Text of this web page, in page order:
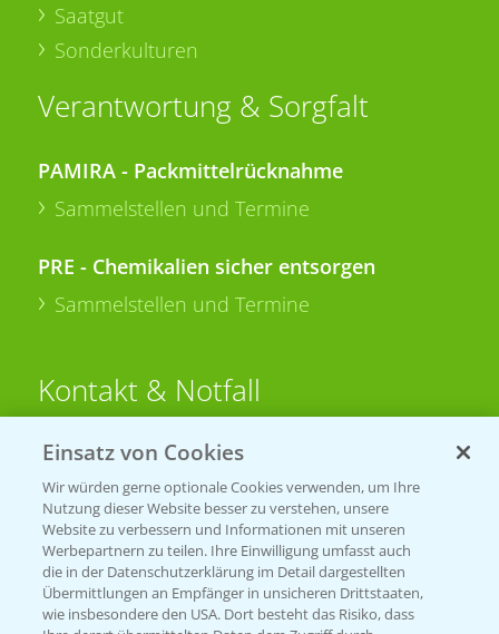
Saatgut
Sonderkulturen
Verantwortung & Sorgfalt
PAMIRA - Packmittelrücknahme
Sammelstellen und Termine
PRE - Chemikalien sicher entsorgen
Sammelstellen und Termine
Kontakt & Notfall
Beratung auf WhatsApp
T.+49 (0)174 346 564 1
KONTAKT
Hilfe in Notfällen
Einsatz von Cookies
Wir würden gerne optionale Cookies verwenden, um Ihre
Nutzung dieser Website besser zu verstehen, unsere
Website zu verbessern und Informationen mit unseren
Werbepartnern zu teilen. Ihre Einwilligung umfasst auch
die in der Datenschutzerklärung im Detail dargestellten
Übermittlungen an Empfänger in unsicheren Drittstaaten,
wie insbesondere den USA. Dort besteht das Risiko, dass